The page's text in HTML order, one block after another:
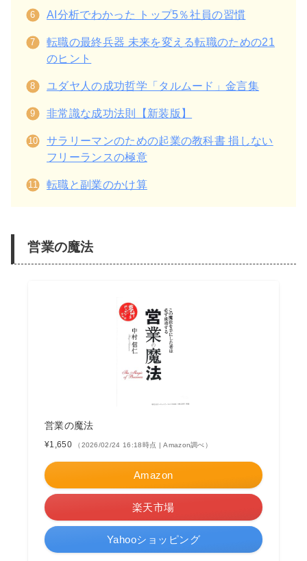
AI分析でわかった トップ5％社員の習慣
転職の最終兵器 未来を変える転職のための21
のヒント
ユダヤ人の成功哲学「タルムード」金言集
非常識な成功法則【新装版】
サラリーマンのための起業の教科書 損しない
フリーランスの極意
転職と副業のかけ算
営業の魔法
営業の魔法
¥1,650 （2026/02/24 16:18時点 | Amazon調べ）
Amazon
楽天市場
Yahooショッピング